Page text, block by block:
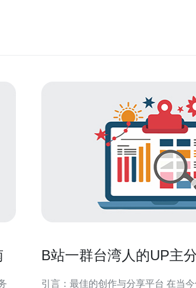
B站一群台湾人的UP主
引言：最佳的创作与分享平台 在当